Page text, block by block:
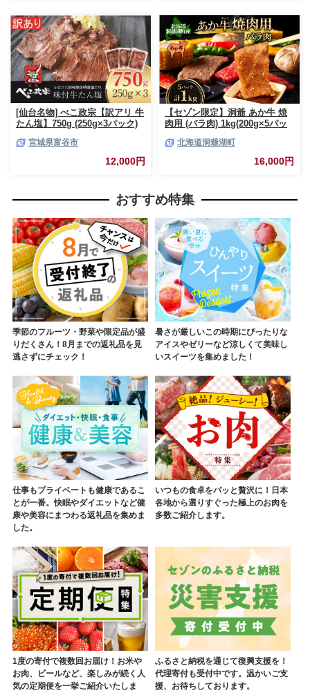
[仙台名物] べこ政宗【訳アリ 牛
たん塩】750g (250g×3パック)
[0256]宮城県富谷市
12,000円
【セゾン限定】洞爺 あか牛 焼
肉用 (バラ肉) 1kg(200g×5パッ
ーベキュー おうち焼肉 BBQ ジ
ューシー ヘルシー 赤身本来の
北海道洞爺湖町
16,000円
おすすめ特集
季節のフルーツ・野菜や限定品が盛
りだくさん！8月までの返礼品を見
逃さずにチェック！
暑さが厳しいこの時期にぴったりな
アイスやゼリーなど涼しくて美味し
いスイーツを集めました！
仕事もプライベートも健康であるこ
とが一番。快眠やダイエットなど健
康や美容にまつわる返礼品を集めま
した。
いつもの食卓をパッと贅沢に！日本
各地から選りすぐった極上のお肉を
多数ご紹介します。
1度の寄付で複数回お届け！お米や
お肉、ビールなど、楽しみが続く人
気の定期便を一挙ご紹介いたしま
ふるさと納税を通じて復興支援を！
代理寄付も受付中です。温かいご支
援、お待ちしております。